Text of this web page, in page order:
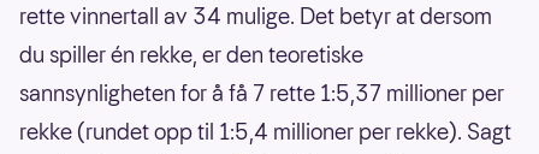
rette vinnertall av 34 mulige. Det betyr at dersom
du spiller én rekke, er den teoretiske
sannsynligheten for å få 7 rette 1:5,37 millioner per
rekke (rundet opp til 1:5,4 millioner per rekke). Sagt